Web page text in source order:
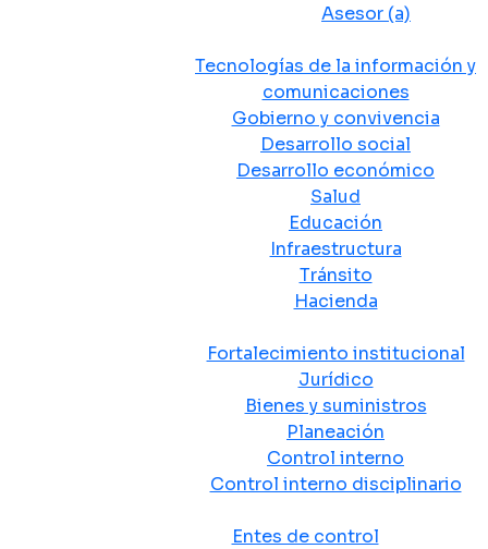
Asesor (a)
Tecnologías de la información y
comunicaciones
Gobierno y convivencia
Desarrollo social
Desarrollo económico
Salud
Educación
Infraestructura
Tránsito
Hacienda
Fortalecimiento institucional
Jurídico
Bienes y suministros
Planeación
Control interno
Control interno disciplinario
Entes de control